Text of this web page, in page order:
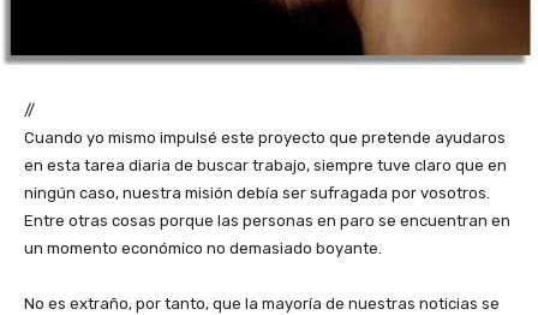
//
Cuando yo mismo impulsé este proyecto que pretende ayudaros
en esta tarea diaria de buscar trabajo, siempre tuve claro que en
ningún caso, nuestra misión debía ser sufragada por vosotros.
Entre otras cosas porque las personas en paro se encuentran en
un momento económico no demasiado boyante.
No es extraño, por tanto, que la mayoría de nuestras noticias se